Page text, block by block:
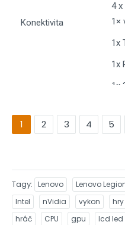
Konektivita
4 x
1×
1x
1x
1x
Hmotnosť
Operačný systém
Orientačná cena
1 2 3 4 5
Tagy Lenovo Lenovo
Intel
nVidia vykon hry
hráč
CPU gpu lcd led